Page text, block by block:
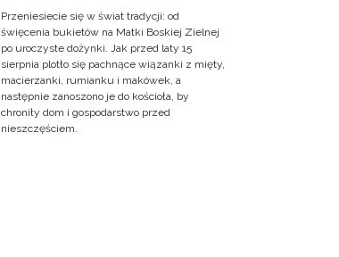
Przeniesiecie się w świat tradycji: od
święcenia bukietów na Matki Boskiej Zielnej
po uroczyste dożynki. Jak przed laty 15
sierpnia plotło się pachnące wiązanki z mięty,
macierzanki, rumianku i makówek, a
następnie zanoszono je do kościoła, by
chroniły dom i gospodarstwo przed
nieszczęściem.